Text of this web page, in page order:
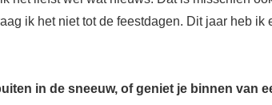
ik het niet tot de feestdagen. Dit jaar heb
in de sneeuw, of geniet je binnen van